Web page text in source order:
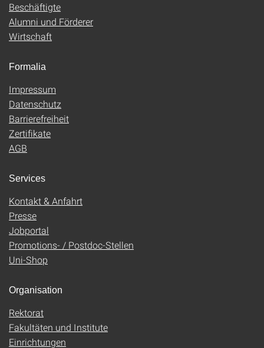
Beschäftigte
Alumni und Förderer
Wirtschaft
Formalia
Impressum
Datenschutz
Barrierefreiheit
Zertifikate
AGB
Services
Kontakt & Anfahrt
Presse
Jobportal
Promotions- / Postdoc-Stellen
Uni-Shop
Organisation
Rektorat
Fakultäten und Institute
Einrichtungen